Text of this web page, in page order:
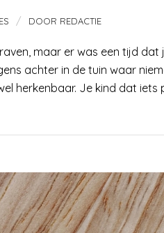
/ DOOR REDACTIE
maar er was een tijd
achter in de tuin waar
herkenbaar. Je kind dat iets